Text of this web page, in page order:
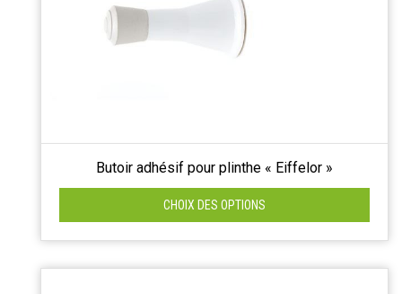
Butoir adhésif pour plinthe « Eiffelor »
CHOIX DES OPTIONS